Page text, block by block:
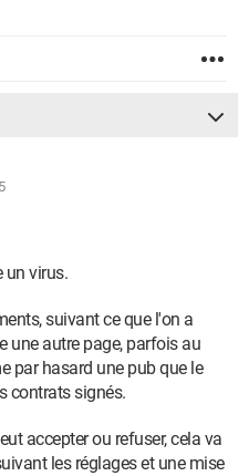
un virus.
suivant ce que l'on a
une autre page, parfois au
par hasard une pub que le
contrats signés.
accepter ou refuser, cela va
les réglages et une mise